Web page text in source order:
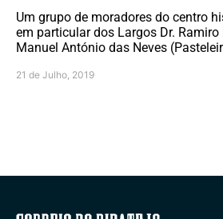
Um grupo de moradores do centro
em particular dos Largos Dr.
Manuel António das Neves
21 de Julho, 2019